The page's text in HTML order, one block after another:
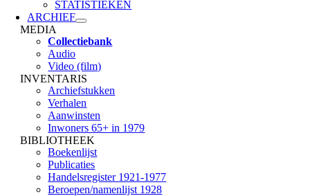
STATISTIEKEN
ARCHIEF
MEDIA
Collectiebank
Audio
Video (film)
INVENTARIS
Archiefstukken
Verhalen
Aanwinsten
Inwoners 65+ in 1979
BIBLIOTHEEK
Boekenlijst
Publicaties
Handelsregister 1921-1977
Beroepen/namenlijst 1928